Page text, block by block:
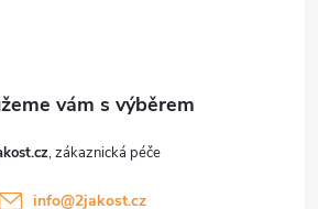
info@2jakost.cz